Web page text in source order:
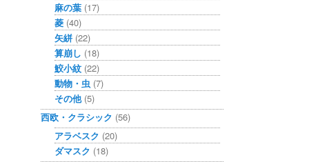
麻の葉 (17)
菱 (40)
矢絣 (22)
算崩し (18)
鮫小紋 (22)
動物・虫 (7)
その他(5)
西欧・クラシック (56)
アラベスク (20)
ダマスク (18)